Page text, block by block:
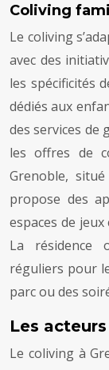
Coliving
Le coliving
avec des
les spécificités
dédiés aux
des services de
les offres de
Grenoble,
propose des
espaces de
La résidence
réguliers pour
parc ou des
Les
Le coliving à